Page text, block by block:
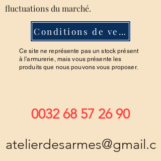
fluctuations du marché.
Conditions de ventes
Ce site ne représente pas un stock présent
à l'armurerie, mais vous présente les
produits que nous pouvons vous proposer.
0032 68 57 26 90
atelierdesarmes@gmail.c